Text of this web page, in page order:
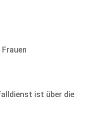
ist über die